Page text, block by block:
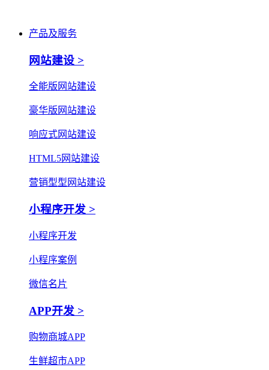
产品及服务
网站建设 >
全能版网站建设
豪华版网站建设
响应式网站建设
HTML5网站建设
营销型型网站建设
小程序开发 >
小程序开发
小程序案例
微信名片
APP开发 >
购物商城APP
生鲜超市APP